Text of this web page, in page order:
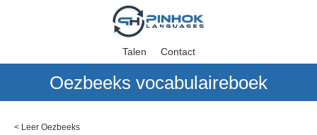
Talen Contact
Oezbeeks vocabulaireboek
< Leer Oezbeeks